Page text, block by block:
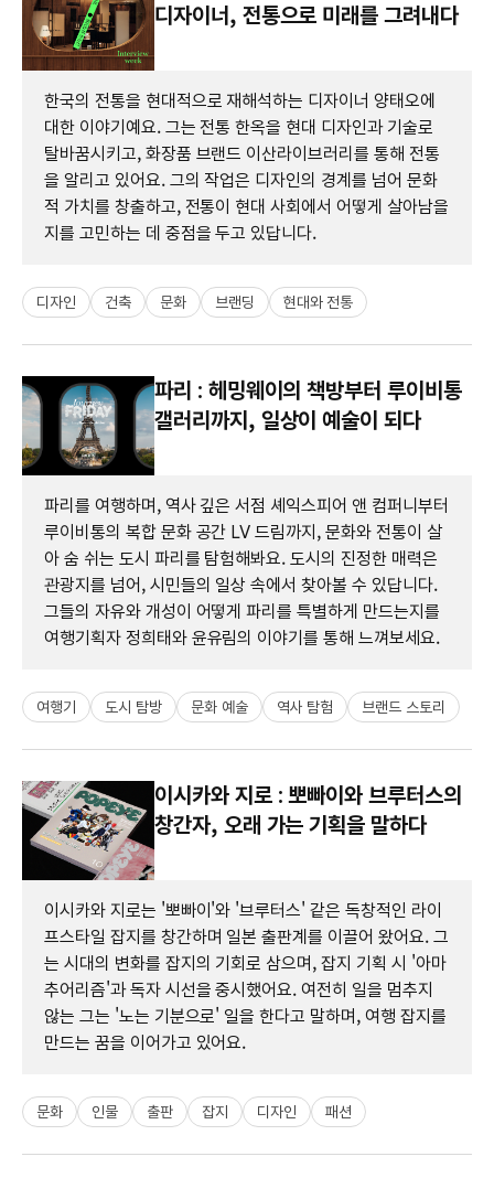
디자이너, 전통으로 미래를 그려내다
한국의 전통을 현대적으로 재해석하는 디자이너 양태오에
대한 이야기예요. 그는 전통 한옥을 현대 디자인과 기술로
탈바꿈시키고, 화장품 브랜드 이산라이브러리를 통해 전통
을 알리고 있어요. 그의 작업은 디자인의 경계를 넘어 문화
적 가치를 창출하고, 전통이 현대 사회에서 어떻게 살아남을
지를 고민하는 데 중점을 두고 있답니다.
디자인 건축 문화 브랜딩 현대와 전통
파리 : 헤밍웨이의 책방부터 루이비통
갤러리까지, 일상이 예술이 되다
파리를 여행하며, 역사 깊은 서점 셰익스피어 앤 컴퍼니부터
루이비통의 복합 문화 공간 LV 드림까지, 문화와 전통이 살
아 숨 쉬는 도시 파리를 탐험해봐요. 도시의 진정한 매력은
관광지를 넘어, 시민들의 일상 속에서 찾아볼 수 있답니다.
그들의 자유와 개성이 어떻게 파리를 특별하게 만드는지를
여행기획자 정희태와 윤유림의 이야기를 통해 느껴보세요.
여행기 도시 탐방 문화 예술 역사 탐험 브랜드 스토리
이시카와 지로 : 뽀빠이와 브루터스의
창간자, 오래 가는 기획을 말하다
이시카와 지로는 '뽀빠이'와 '브루터스' 같은 독창적인 라이
프스타일 잡지를 창간하며 일본 출판계를 이끌어 왔어요. 그
는 시대의 변화를 잡지의 기회로 삼으며, 잡지 기획 시 '아마
추어리즘'과 독자 시선을 중시했어요. 여전히 일을 멈추지
않는 그는 '노는 기분으로' 일을 한다고 말하며, 여행 잡지를
만드는 꿈을 이어가고 있어요.
문화 인물 출판 잡지 디자인 패션